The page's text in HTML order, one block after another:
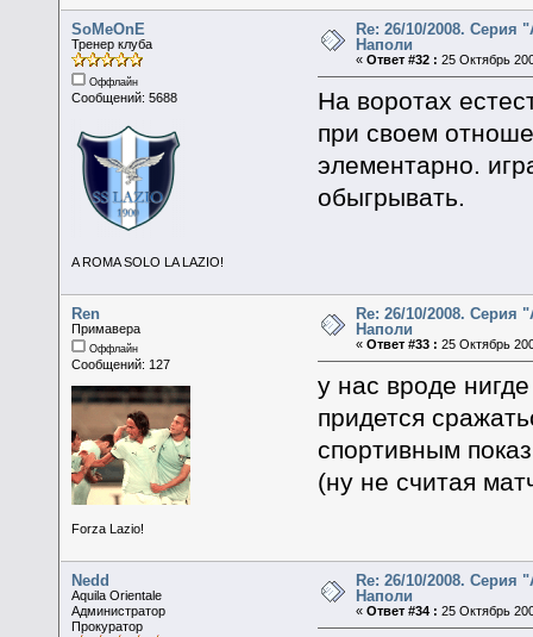
SoMeOnE
Тренер клуба
Оффлайн
Сообщений: 5688
A ROMA SOLO LA LAZIO!
Re: 26/10/2008.
Наполи
«Ответ #32 : 25 Октябрь
На воротах
при своем
элементарно.
обыгрывать.
Ren
Примавера
Оффлайн
Сообщений: 127
Forza Lazio!
Re: 26/10/2008.
Наполи
«Ответ #33 : 25 Октябрь
у нас вроде
придется
спортивным
(ну не считая
Nedd
Aquila Orientale
Администратор
Прокуратор
Re: 26/10/2008.
Наполи
«Ответ #34 : 25 Октябрь